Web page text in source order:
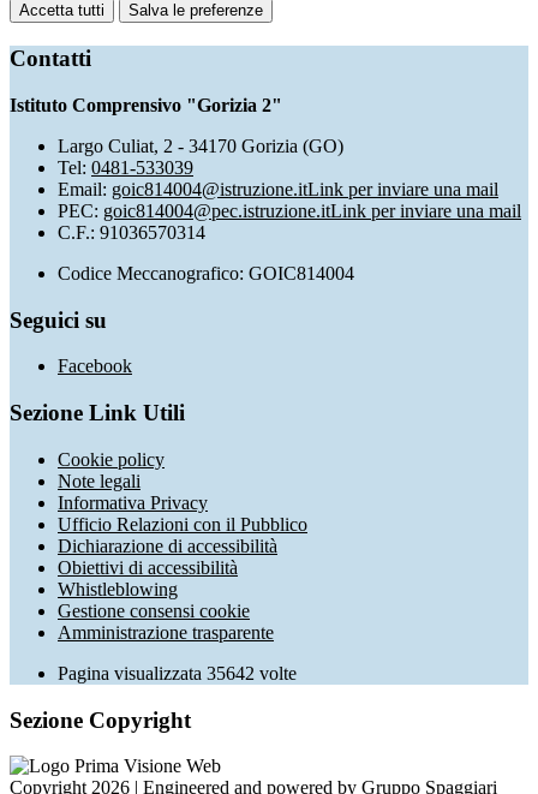
Accetta tutti Salva le preferenze
Contatti
Istituto Comprensivo "Gorizia 2"
Largo Culiat, 2 - 34170 Gorizia (GO)
Tel: 0481-533039
Email: goic814004@istruzione.itLink per inviare una mail
PEC: goic814004@pec.istruzione.itLink per inviare una mail
C.F.: 91036570314
Codice Meccanografico: GOIC814004
Seguici su
Facebook
Sezione Link Utili
Cookie policy
Note legali
Informativa Privacy
Ufficio Relazioni con il Pubblico
Dichiarazione di accessibilità
Obiettivi di accessibilità
Whistleblowing
Gestione consensi cookie
Amministrazione trasparente
Pagina visualizzata 35642 volte
Sezione Copyright
Copyright 2026 | Engineered and powered by Gruppo Spaggiari